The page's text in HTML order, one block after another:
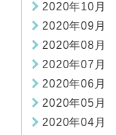
2020年10月
2020年09月
2020年08月
2020年07月
2020年06月
2020年05月
2020年04月